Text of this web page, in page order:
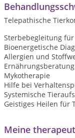
Telepathische
Sterbebegleitung für
Bioenergetische
Allergien und
Ernährungsberatung
Mykotherapie
Hilfe bei
Systemische
Geistiges Heilen für
Meine